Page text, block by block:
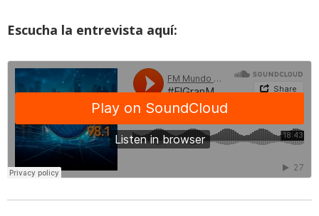
Escucha la entrevista aquí: